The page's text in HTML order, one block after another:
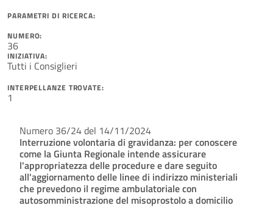
PARAMETRI DI RICERCA:
NUMERO:
36
INIZIATIVA:
Tutti i Consiglieri
INTERPELLANZE TROVATE:
1
Numero 36/24 del 14/11/2024
Interruzione volontaria di gravidanza: per conoscere
come la Giunta Regionale intende assicurare
l'appropriatezza delle procedure e dare seguito
all'aggiornamento delle linee di indirizzo ministeriali
che prevedono il regime ambulatoriale con
autosomministrazione del misoprostolo a domicilio